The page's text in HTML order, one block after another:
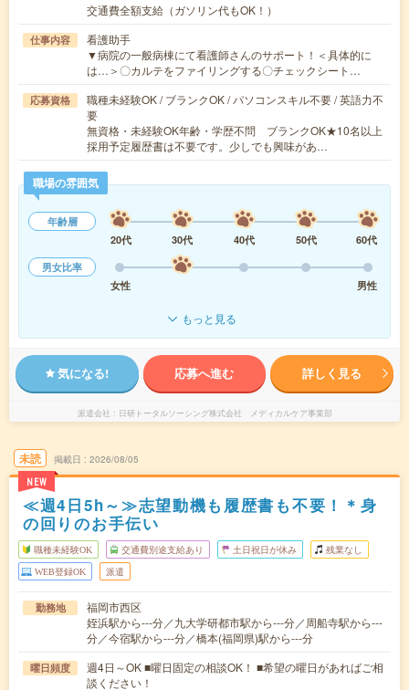
交通費全額支給（ガソリン代もOK！）
仕事内容
看護助手
▼病院の一般病棟にて看護師さんのサポート！＜具体的に
は…＞〇カルテをファイリングする〇チェックシート…
応募資格
職種未経験OK / ブランクOK / パソコンスキル不要 / 英語力不
要
無資格・未経験OK年齢・学歴不問 ブランクOK★10名以上
採用予定履歴書は不要です。少しでも興味があ…
職場の雰囲気
年齢層
20代
30代 40代 50代
60代
男女比率
女性
男性
もっと見る
気になる! 応募へ進む 詳しく見る
派遣会社 日研トータルソーシング株式会社 メディカルケア事業部
未読
NEW
掲載日 2026/08/05
≪週4日5h～≫志望動機も履歴書も不要！＊身
の回りのお手伝い
職種未経験OK 交通費別途支給あり 土日祝日が休み 残業なし
WEB登録OK 派遣
勤務地
福岡市西区
姪浜駅から---分／九大学研都市駅から---分／周船寺駅から---
分／今宿駅から---分／橋本(福岡県)駅から---分
曜日頻度
週4日～OK ■曜日固定の相談OK！ ■希望の曜日があればご相
談ください！